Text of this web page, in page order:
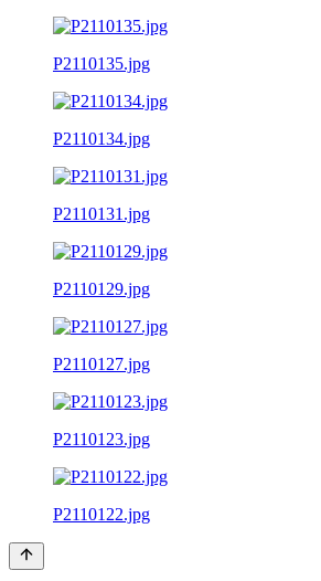
P2110135.jpg
P2110134.jpg
P2110131.jpg
P2110129.jpg
P2110127.jpg
P2110123.jpg
P2110122.jpg